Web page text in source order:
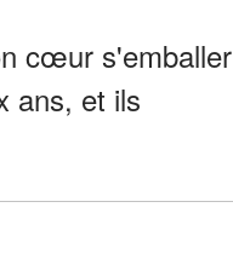
cœur s'emballer
ans, et ils